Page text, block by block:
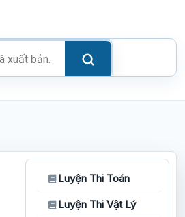
Luyện Thi Toán
Luyện Thi Vật Lý